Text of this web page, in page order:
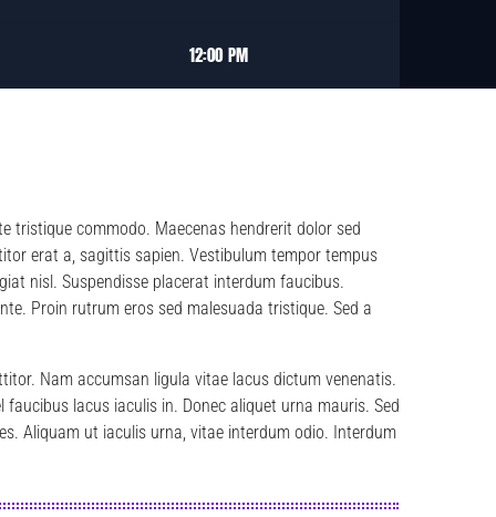
12:00 PM
tristique commodo. Maecenas hendrerit dolor sed
erat a, sagittis sapien. Vestibulum tempor tempus
nisl. Suspendisse placerat interdum faucibus.
Proin rutrum eros sed malesuada tristique. Sed a
Nam accumsan ligula vitae lacus dictum venenatis.
lacus iaculis in. Donec aliquet urna mauris. Sed
Aliquam ut iaculis urna, vitae interdum odio. Interdum